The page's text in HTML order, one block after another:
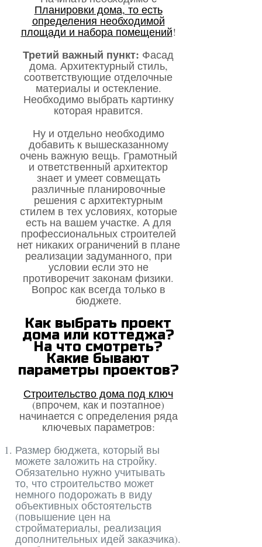
Планировки дома, то есть
определения необходимой
площади и набора помещений!
Третий важный пункт: Фасад
дома. Архитектурный стиль,
соответствующие отделочные
материалы и остекление.
Необходимо выбрать картинку
которая нравится.
Ну и отдельно необходимо
добавить к вышесказанному
очень важную вещь. Грамотный
и ответственный архитектор
знает и умеет совмещать
различные планировочные
решения с архитектурным
стилем в тех условиях, которые
есть на вашем участке. А для
профессиональных строителей
нет никаких ограничений в плане
реализации задуманного, при
условии если это не
противоречит законам физики.
Вопрос как всегда только в
бюджете.
Как выбрать проект
дома или коттеджа?
На что смотреть?
Какие бывают
параметры проектов?
Строительство дома под ключ
(впрочем, как и поэтапное)
начинается с определения ряда
ключевых параметров:
Размер бюджета, который вы
можете заложить на стройку.
Обязательно нужно учитывать
то, что строительство может
немного подорожать в виду
объективных обстоятельств
(повышение цен на
стройматериалы, реализация
дополнительных идей заказчика).